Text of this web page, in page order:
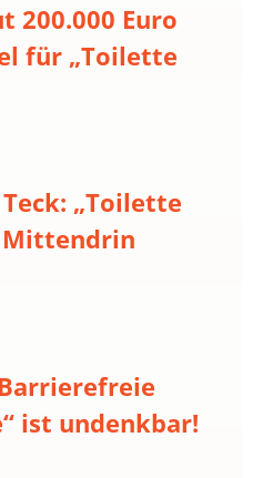
200.000 Euro
für „Toilette
„Toilette
Mittendrin
ist undenkbar!